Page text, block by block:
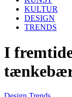
KULTUR
DESIGN
TRENDS
I